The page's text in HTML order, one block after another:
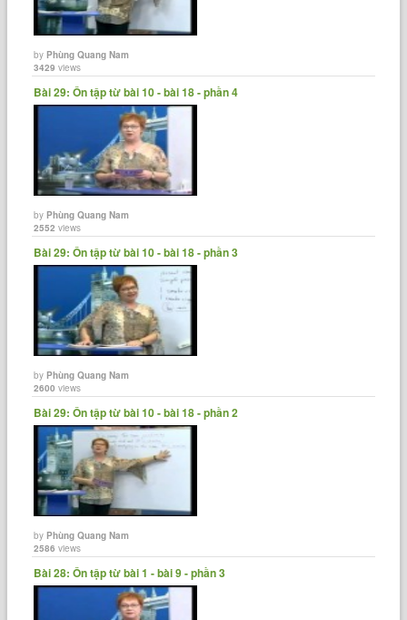
byPhùng Quang Nam
3429 views
Bài 29: Ôn tập từ bài 10 - bài 18 - phần 4
byPhùng Quang Nam
2552 views
Bài 29: Ôn tập từ bài 10 - bài 18 - phần 3
byPhùng Quang Nam
2600 views
Bài 29: Ôn tập từ bài 10 - bài 18 - phần 2
byPhùng Quang Nam
2586 views
Bài 28: Ôn tập từ bài 1 - bài 9 - phần 3